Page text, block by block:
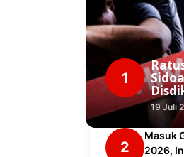
1
19 Juli
2
Masuk
2026,